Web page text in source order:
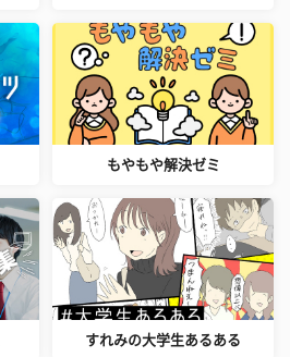
もやもや解決ゼミ
すれみの大学生あるある